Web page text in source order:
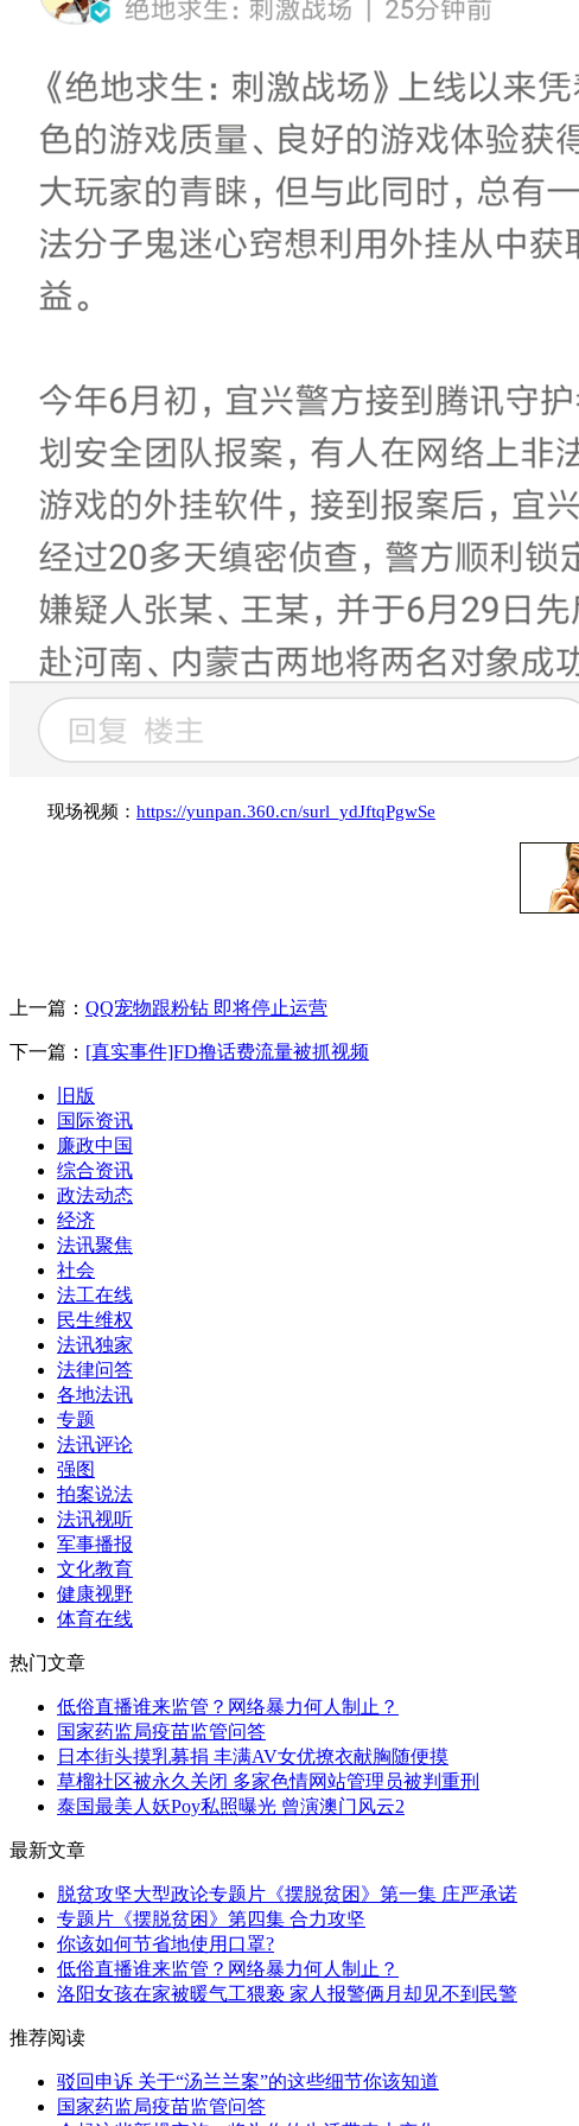
现场视频： https://yunpan.360.cn/surl_ydJftqPgwSe
上一篇： QQ宠物跟粉钻 即将停止运营
下一篇： [真实事件]FD撸话费流量被抓视频
旧版
国际资讯
廉政中国
综合资讯
政法动态
经济
法讯聚焦
社会
法工在线
民生维权
法讯独家
法律问答
各地法讯
专题
法讯评论
强图
拍案说法
法讯视听
军事播报
文化教育
健康视野
体育在线
热门文章
低俗直播谁来监管？网络暴力何人制止？
国家药监局疫苗监管问答
日本街头摸乳募捐 丰满AV女优撩衣献胸随便摸
草榴社区被永久关闭 多家色情网站管理员被判重刑
泰国最美人妖Poy私照曝光 曾演澳门风云2
最新文章
脱贫攻坚大型政论专题片《摆脱贫困》第一集 庄严承诺
专题片《摆脱贫困》第四集 合力攻坚
你该如何节省地使用口罩?
低俗直播谁来监管？网络暴力何人制止？
洛阳女孩在家被暖气工猥亵 家人报警俩月却见不到民警
推荐阅读
驳回申诉 关于“汤兰兰案”的这些细节你该知道
国家药监局疫苗监管问答